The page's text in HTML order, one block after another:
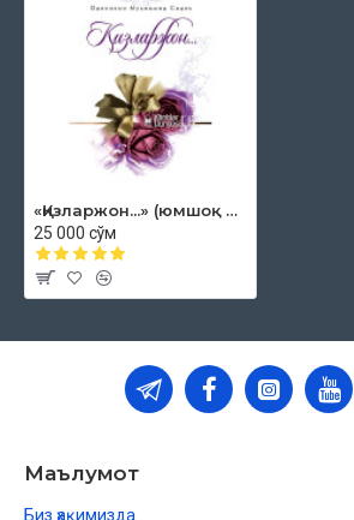
Мундарижа
Қизларжон…
Қиз фарзанд улуғ ризқ-насибадир
Бизда аёлларга нисбатан тунд муносабат
Қизингиз балоғат ёшида
Энди унинг ўз ўрни бор
Қизларжонга ҳам қалб нидоларим бор
Ўзлигингизга қайтинг, ўзбегойимлар
Мактабни ёмон кўраман
Телевизорсиз ҳам яшаш мумкин
«Қизларжон...» (юмшоқ муқова)
25 000 сўм
Маълумот
Биз ҳақимизда